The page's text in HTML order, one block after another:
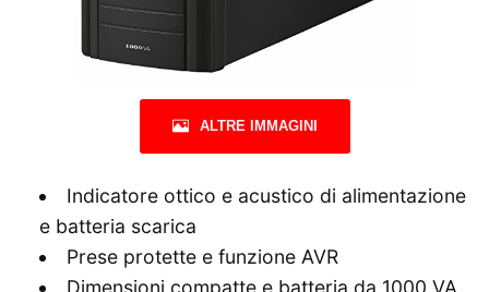
ALTRE IMMAGINI
Indicatore ottico e acustico di alimentazione
e batteria scarica
Prese protette e funzione AVR
Dimensioni compatte e batteria da 1000 VA